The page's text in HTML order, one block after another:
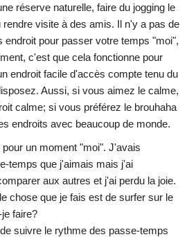
réserve naturelle, faire du jogging le
rendre visite à des amis. Il n'y a pas de
endroit pour passer votre temps "moi",
c'est que cela fonctionne pour
endroit facile d'accès compte tenu du
Aussi, si vous aimez le calme,
calme; si vous préférez le brouhaha
endroits avec beaucoup de monde.
un moment "moi". J'avais
temps que j'aimais mais j'ai
aux autres et j'ai perdu la joie.
chose que je fais est de surfer sur le
faire?
suivre le rythme des passe-temps